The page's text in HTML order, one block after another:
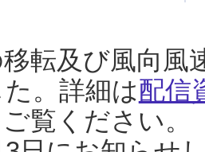
転及び風向風
。詳細は配信
覧ください。